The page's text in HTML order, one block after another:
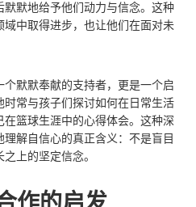
默地给予他们动力与信念。这种
中取得进步，也让他们在面对未
默默奉献的支持者，更是一个启
常与孩子们探讨如何在日常生活
篮球生涯中的心得体会。这种深
解自信心的真正含义：不是盲目
上的坚定信念。